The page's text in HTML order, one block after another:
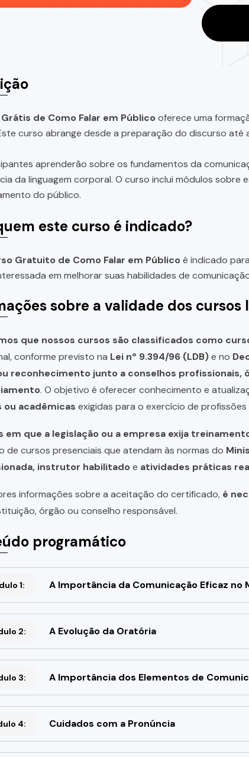
de Como Falar em Públicooferece uma
curso abrange desde a preparação do discurso até
aprenderão sobre os fundamentos da
da linguagem corporal. O curso inclui módulos
do público.
este curso é indicado?
Gratuito de Como Falar em Públicoé indicado
em melhorar suas habilidades de
sobre a validade dos cursos
que nossos cursos são classificados como
conforme previsto na Lei nº 9.394/96 (LDB)e no
reconhecimento junto a conselhos profissionais,
. O objetivo é oferecer conhecimento e
ou acadêmicas exigidas para o exercício de
em que a legislação ou a empresa exija
de cursos presenciais que atendam às normas do
instrutor habilitadoe atividades práticas
informações sobre a aceitação do certificado, é
órgão ou conselho responsável.
programático
1: A Importância da Comunicação Eficaz no
2: A Evolução da Oratória
3: A Importância dos Elementos de
4: Cuidados com a Pronúncia